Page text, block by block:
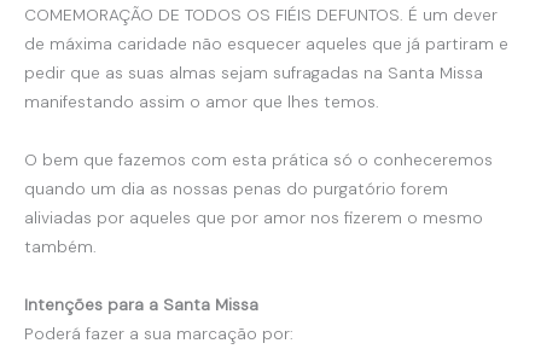
COMEMORAÇÃO DE TODOS OS FIÉIS DEFUNTOS. É um dever
de máxima caridade não esquecer aqueles que já partiram e
pedir que as suas almas sejam sufragadas na Santa Missa
manifestando assim o amor que lhes temos.
O bem que fazemos com esta prática só o conheceremos
quando um dia as nossas penas do purgatório forem
aliviadas por aqueles que por amor nos fizerem o mesmo
também.
Intenções para a Santa Missa
Poderá fazer a sua marcação por: